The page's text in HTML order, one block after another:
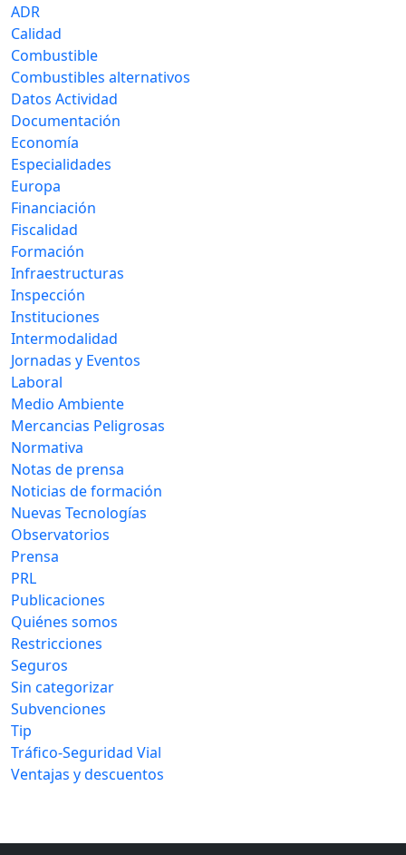
ADR
Calidad
Combustible
Combustibles alternativos
Datos Actividad
Documentación
Economía
Especialidades
Europa
Financiación
Fiscalidad
Formación
Infraestructuras
Inspección
Instituciones
Intermodalidad
Jornadas y Eventos
Laboral
Medio Ambiente
Mercancias Peligrosas
Normativa
Notas de prensa
Noticias de formación
Nuevas Tecnologías
Observatorios
Prensa
PRL
Publicaciones
Quiénes somos
Restricciones
Seguros
Sin categorizar
Subvenciones
Tip
Tráfico-Seguridad Vial
Ventajas y descuentos